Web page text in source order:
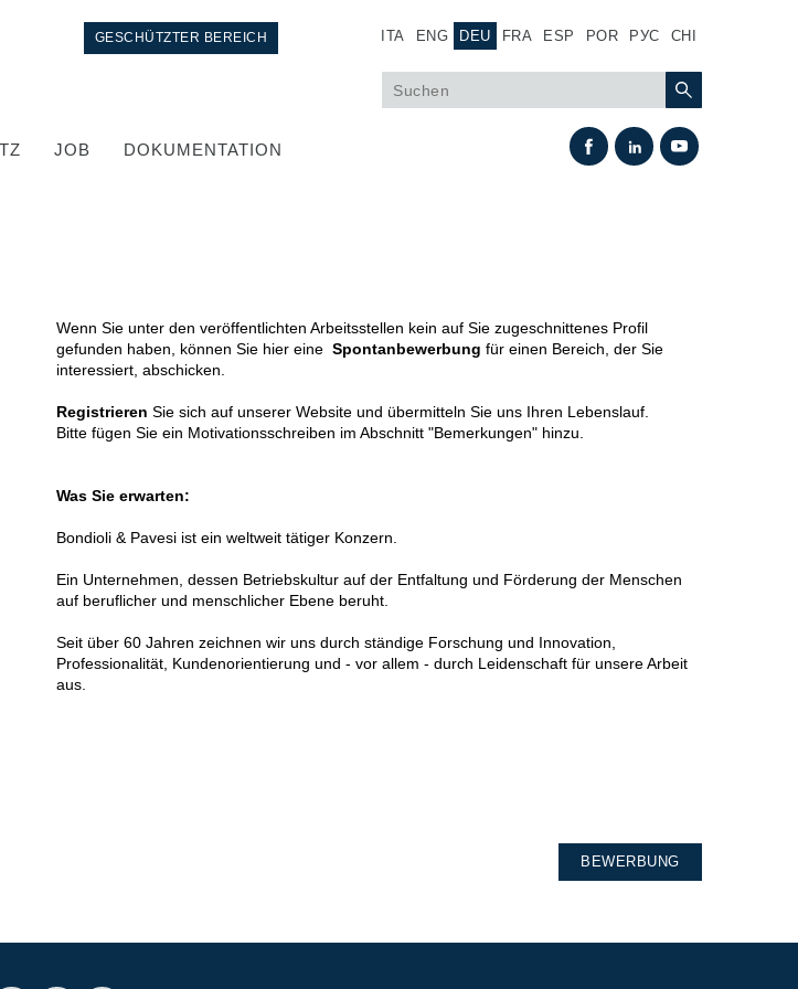
ITA ENG DEU FRA ESP POR РУС CHI
GESCHÜTZTER BEREICH
JOB DOKUMENTATION
für Steuersysteme
Wenn Sie unter den veröffentlichten Arbeitsstellen kein auf Sie zugeschnittenes Profil
gefunden haben, können Sie hier eine Spontanbewerbung für einen Bereich, der Sie
interessiert, abschicken.
Registrieren Sie sich auf unserer Website und übermitteln Sie uns Ihren Lebenslauf.​
Bitte fügen Sie ein Motivationsschreiben im Abschnitt "Bemerkungen" hinzu.
Was Sie erwarten:
Bondioli & Pavesi ist ein weltweit tätiger Konzern.
Ein Unternehmen, dessen Betriebskultur auf der Entfaltung und Förderung der Menschen
auf beruflicher und menschlicher Ebene beruht.
Seit über 60 Jahren zeichnen wir uns durch ständige Forschung und Innovation,
Professionalität, Kundenorientierung und - vor allem - durch Leidenschaft für unsere Arbeit
aus.
BEWERBUNG